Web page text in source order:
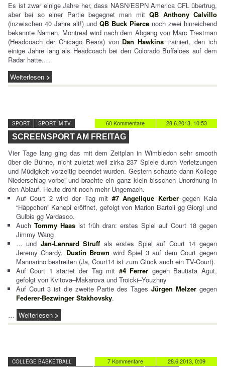
Es ist zwar einige Jahre her, dass NASN/ESPN America CFL übertrug,
aber bei so einer Partie begegnet man mitQB Anthony Calvillo
(inzwischen 40 Jahre alt!) und QB Buck Pierce noch zwei hinreichend
bekannte Namen. Montreal wird nach dem Abgang von Marc Trestman
(Headcoach der Chicago Bears) von Dan Hawkins trainiert, den ich
einige Jahre lang als Headcoach bei den Colorado Buffaloes auf dem
Radar hatte.…
Weiterlesen
28.6.2013, 10:53
60 Kommentare
SPORT SPORT IM TV
SCREENSPORT AM FREITAG
Vier Tage lang ging das mit dem Zeitplan in Wimbledon sehr smooth
über die Bühne, nicht zuletzt weil zirka 237 Spiele durch Verletzungen
und Müdigkeit vorzeitig beendet wurden. Gestern schaute dann Kollege
Niederschlag vorbei und brachte ein ganz klein bisschen Unordnung in
den Ablauf. Heute droht noch mehr Ungemach.
Auf Court 2 wird der Tag mit #7 Angelique Kerbergegen Kaia
“Häppchen” Kanepi eröffnet, gefolgt von Marion Bartoli gg Giorgi und
Gulbis gg Vardasco.
Auch Tommy Haasist früh dran: erstes Spiel auf Court 18 gegen
Jimmy Wang
… und Jan-Lennard Struff als erstes Spiel auf Court 14 gegen
Jeremy Chardy. Dustin Brown wird Spiel 3 auf dem Court gegen
Mannarino bestreiten (Ja, Court14 ist zum Glück auch ein TV-Court).
Auf Court 1 startet der Tag mit #4 Ferrer gegen Bautista Agut,
gefolgt von Kvitova–Makarova und Troicki–Youzhny
Auf Court 3 ist die zweite Partie des TagesJürgen Melzer gegen
Federer-Bezwinger Stakhovsky.
… Weiterlesen
28.6.2013, 0:09
7 Kommentare
COLLEGE BASKETBALL